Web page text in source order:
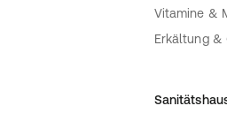
Vitamine &
Erkältung &